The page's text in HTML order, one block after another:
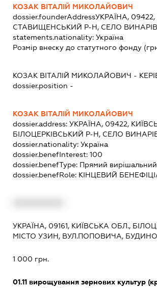
КОЗАК ВІТАЛІЙ МИКОЛАЙОВИЧ
dossier.founderAddressУКРАЇНА,
СТАВИЩЕНСЬКИЙ Р-Н, СЕЛО
statements.nationality: Україна
Розмір внеску до статутного фонду
КОЗАК ВІТАЛІЙ МИКОЛАЙОВИЧ -
dossier.position -
КОЗАК ВІТАЛІЙ МИКОЛАЙОВИЧ
dossier.address: УКРАЇНА, 09422,
БІЛОЦЕРКІВСЬКИЙ Р-Н, СЕЛО
dossier.nationality: Україна
dossier.benefInterest: 100
dossier.benefType: Прямий
dossier.benefRole: КІНЦЕВИЙ
УКРАЇНА, 09161, КИЇВСЬКА ОБЛ.,
МІСТО УЗИН, ВУЛ.ПОПОВИЧА,
1 000 грн.
01.11вирощування зернових культур